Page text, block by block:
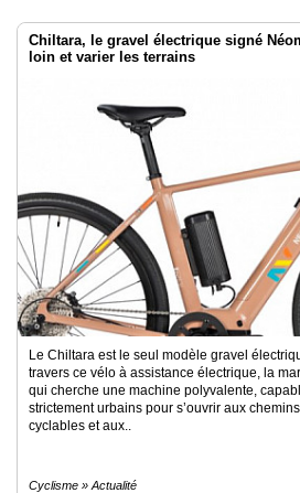
Chiltara, le gravel électrique signé
loin et varier les terrains
Le Chiltara est le seul modèle gravel
travers ce vélo à assistance électrique, la
qui cherche une machine polyvalente,
strictement urbains pour s’ouvrir aux
cyclables et aux..
Cyclisme » Actualité